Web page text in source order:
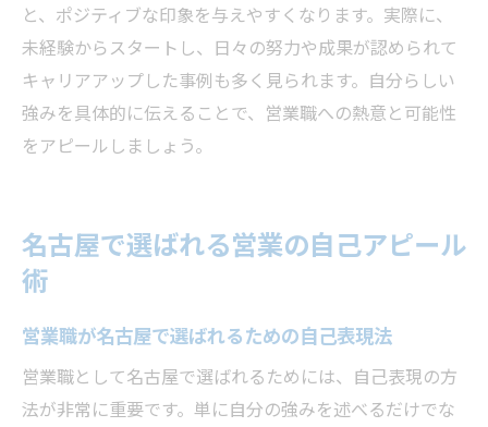
と、ポジティブな印象を与えやすくなります。実際に、
未経験からスタートし、日々の努力や成果が認められて
キャリアアップした事例も多く見られます。自分らしい
強みを具体的に伝えることで、営業職への熱意と可能性
をアピールしましょう。
名古屋で選ばれる営業の自己アピール
術
営業職が名古屋で選ばれるための自己表現法
営業職として名古屋で選ばれるためには、自己表現の方
法が非常に重要です。単に自分の強みを述べるだけでな